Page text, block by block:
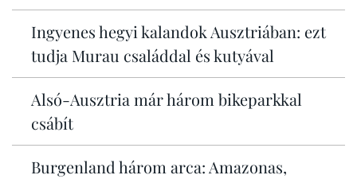
Ingyenes hegyi kalandok Ausztriában: ezt
tudja Murau családdal és kutyával
Alsó-Ausztria már három bikeparkkal
csábít
Burgenland három arca: Amazonas,